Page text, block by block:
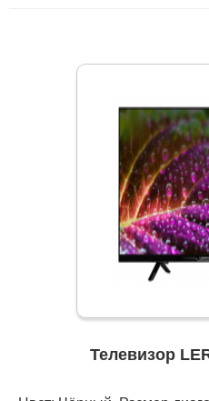
Телевизор